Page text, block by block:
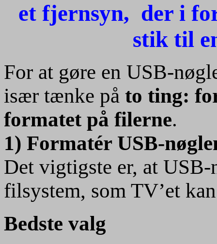
et fjernsyn, der i
stik til
For at gøre en USB-
især tænke på to ting:
formatet på filerne.
1) Formatér USB-
Det vigtigste er, at
filsystem, som TV’et
Bedste valg